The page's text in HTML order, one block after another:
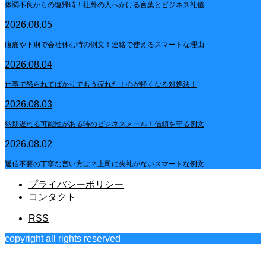
体調不良からの復帰時！社外の人へかける言葉とビジネス礼儀
2026.08.05
腹痛や下痢で会社休む時の例文！連絡で使えるスマートな理由
2026.08.04
仕事で怒られてばかりでもう疲れた！心が軽くなる対処法！
2026.08.03
納期遅れる可能性がある時のビジネスメール！信頼を守る例文
2026.08.02
返信不要の丁寧な言い方は？上司に失礼がないスマートな例文
プライバシーポリシー
コンタクト
RSS
copyright all rights reserved